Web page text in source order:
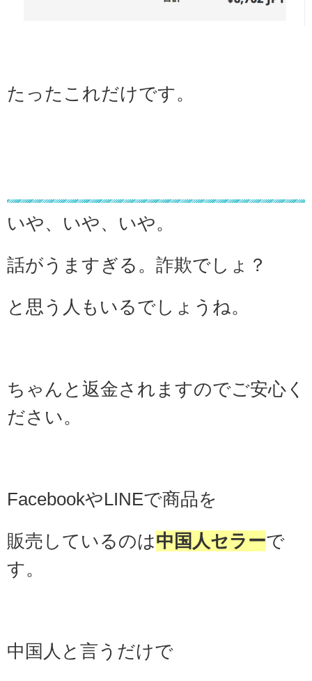
たったこれだけです。
いや、いや、いや。
話がうますぎる。詐欺でしょ？
と思う人もいるでしょうね。
ちゃんと 返金されますのでご安心く
ださい。
FacebookやLINEで商品を
販売しているのは中国人セラーで
す。
中国人と言うだけで